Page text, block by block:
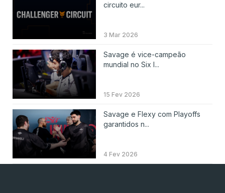
circuito eur...
3 Mar 2026
Savage é vice-campeão
mundial no Six I...
15 Fev 2026
Savage e Flexy com Playoffs
garantidos n...
4 Fev 2026